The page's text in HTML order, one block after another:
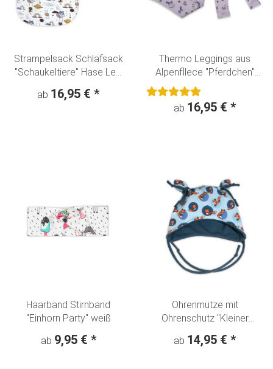
Strampelsack Schlafsack
"Schaukeltiere" Hase Leo
ab 16,95 € *
Thermo Leggings aus
Alpenfllece "Pferdchen"
flieder
ab 16,95 € *
Haarband Stirnband
"Einhorn Party" weiß
ab 9,95 € *
Ohrenmütze mit
Ohrenschutz "Kleiner
ab 14,95 € *